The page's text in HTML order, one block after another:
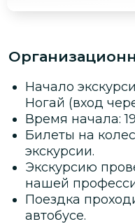
Начало
Ногай (вход
Время начала:
Билеты на
экскурсии.
Экскурсию
нашей
Поездка
автобусе.